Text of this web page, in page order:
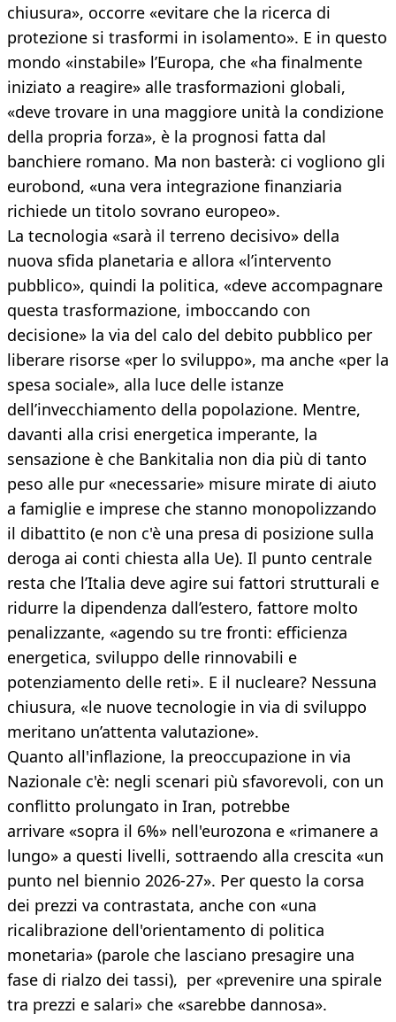
chiusura», occorre «evitare che la ricerca di
protezione si trasformi in isolamento». E in questo
mondo «instabile» l’Europa, che «ha finalmente
iniziato a reagire» alle trasformazioni globali,
«deve trovare in una maggiore unità la condizione
della propria forza», è la prognosi fatta dal
banchiere romano. Ma non basterà: ci vogliono gli
eurobond, «una vera integrazione finanziaria
richiede un titolo sovrano europeo».
La tecnologia «sarà il terreno decisivo» della
nuova sfida planetaria e allora «l’intervento
pubblico», quindi la politica, «deve accompagnare
questa trasformazione, imboccando con
decisione» la via del calo del debito pubblico per
liberare risorse «per lo sviluppo», ma anche «per la
spesa sociale», alla luce delle istanze
dell’invecchiamento della popolazione. Mentre,
davanti alla crisi energetica imperante, la
sensazione è che Bankitalia non dia più di tanto
peso alle pur «necessarie» misure mirate di aiuto
a famiglie e imprese che stanno monopolizzando
il dibattito (e non c'è una presa di posizione sulla
deroga ai conti chiesta alla Ue). Il punto centrale
resta che l’Italia deve agire sui fattori strutturali e
ridurre la dipendenza dall’estero, fattore molto
penalizzante, «agendo su tre fronti: efficienza
energetica, sviluppo delle rinnovabili e
potenziamento delle reti». E il nucleare? Nessuna
chiusura, «le nuove tecnologie in via di sviluppo
meritano un’attenta valutazione».
Quanto all'inflazione, la preoccupazione in via
Nazionale c'è: negli scenari più sfavorevoli, con un
conflitto prolungato in Iran, potrebbe
arrivare «sopra il 6%» nell'eurozona e «rimanere a
lungo» a questi livelli, sottraendo alla crescita «un
punto nel biennio 2026-27». Per questo la corsa
dei prezzi va contrastata, anche con «una
ricalibrazione dell'orientamento di politica
monetaria» (parole che lasciano presagire una
fase di rialzo dei tassi), per «prevenire una spirale
tra prezzi e salari» che «sarebbe dannosa».